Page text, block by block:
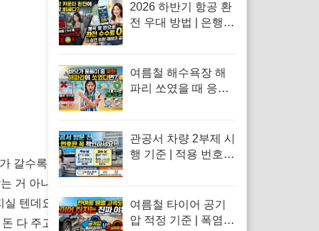
갈수록 여름엔 찌는 듯이 덥
거 아니야?" 하며 가슴을 졸
텐데요. 이럴 때 무조건 챙
다 주고 사면 너무 아까운
2026 하반기 항공 환
전 우대 방법 | 은행별
환율 100% 우대 공식
여름철 해수욕장 해
파리 쏘였을 때 응급
바닷물 세척 수칙
관공서 차량 2부제 시
행 기준 | 적용 번호판
면 혜택 총정리
여름철 타이어 공기
압 적정 기준 | 폭염